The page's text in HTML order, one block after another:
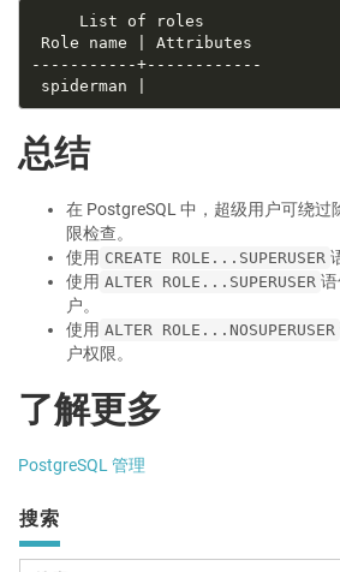
总结
在 PostgreSQL 中，超级用户可绕过
限检查。
使用 CREATE ROLE...SUPERUSER
使用 ALTER ROLE...SUPERUSER
户。
使用 ALTER ROLE...NOSUPERUSER
户权限。
了解更多
PostgreSQL 管理
搜索